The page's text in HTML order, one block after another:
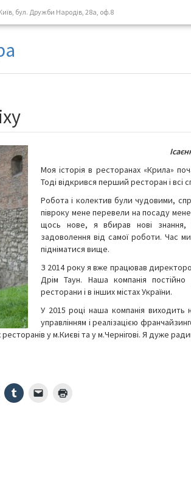
бул. Дружби Народів, 28а, оф.8
Моя історія в ресторанах «Крила»
Тоді відкрився перший ресторан і всі
Робота і колектив були чудовими,
півроку мене перевели на посаду
щось нове, я вбирав нові знання,
задоволення від самої роботи. Час
підніматися вище.
З 2014 року я вже працював
Дрім Таун. Наша компанія
ресторани і в інших містах України.
У 2015 році наша компанія виходить
управлінням і реалізацією
у м.Києві та у м.Чернігові. Я дуже